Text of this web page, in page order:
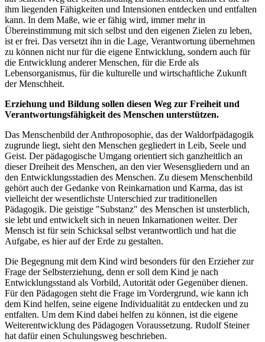
ihm liegenden Fähigkeiten und Intensionen entdecken und entfalten
kann. In dem Maße, wie er fähig wird, immer mehr in
Übereinstimmung mit sich selbst und den eigenen Zielen zu leben,
ist er frei. Das versetzt ihn in die Lage, Verantwortung übernehmen
zu können nicht nur für die eigene Entwicklung, sondern auch für
die Entwicklung anderer Menschen, für die Erde als
Lebensorganismus, für die kulturelle und wirtschaftliche Zukunft
der Menschheit.
Erziehung und Bildung sollen diesen Weg zur Freiheit und
Verantwortungsfähigkeit des Menschen unterstützen.
Das Menschenbild der Anthroposophie, das der Waldorfpädagogik
zugrunde liegt, sieht den Menschen gegliedert in Leib, Seele und
Geist. Der pädagogische Umgang orientiert sich ganzheitlich an
dieser Dreiheit des Menschen, an den vier Wesensgliedern und an
den Entwicklungsstadien des Menschen. Zu diesem Menschenbild
gehört auch der Gedanke von Reinkarnation und Karma, das ist
vielleicht der wesentlichste Unterschied zur traditionellen
Pädagogik. Die geistige "Substanz" des Menschen ist unsterblich,
sie lebt und entwickelt sich in neuen Inkarnationen weiter. Der
Mensch ist für sein Schicksal selbst verantwortlich und hat die
Aufgabe, es hier auf der Erde zu gestalten.
Die Begegnung mit dem Kind wird besonders für den Erzieher zur
Frage der Selbsterziehung, denn er soll dem Kind je nach
Entwicklungsstand als Vorbild, Autorität oder Gegenüber dienen.
Für den Pädagogen steht die Frage im Vordergrund, wie kann ich
dem Kind helfen, seine eigene Individualität zu entdecken und zu
entfalten. Um dem Kind dabei helfen zu können, ist die eigene
Weiterentwicklung des Pädagogen Voraussetzung. Rudolf Steiner
hat dafür einen Schulungsweg beschrieben.